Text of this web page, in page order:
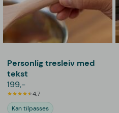
Personlig tresleiv med
tekst
199,-
4,7
Kan tilpasses